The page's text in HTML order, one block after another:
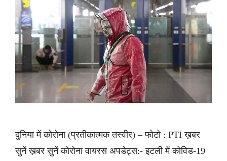
दुनिया में कोरोना (प्रतीकात्मक तस्वीर) – फोटो : PTI ख़बर
सुनें ख़बर सुनें कोरोना वायरस अपडेट्स:- इटली में कोविड-19